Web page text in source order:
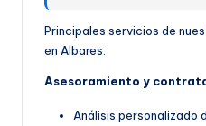
Principales servicios de
en Albares:
Asesoramiento y
Análisis personalizado